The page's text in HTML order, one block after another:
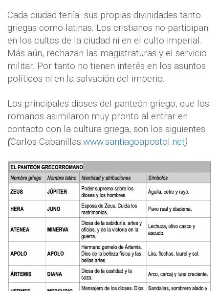
Cada ciudad tenía sus propias divinidades tanto
griegas como latinas. Los cristianos no participan
en los cultos de la ciudad ni en el culto imperial.
Más aún, rechazan las magistraturas y el servicio
militar. Por tanto no tienen interés en los asuntos
políticos ni en la salvación del imperio.
Los principales dioses del panteón griego, que los
romanos asimilaron muy pronto al entrar en
contacto con la cultura griega, son los siguientes
(Carlos Cabanillas.www.santiagoapostol.net)